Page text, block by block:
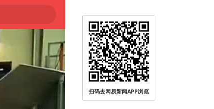
扫码去网易新闻APP浏览